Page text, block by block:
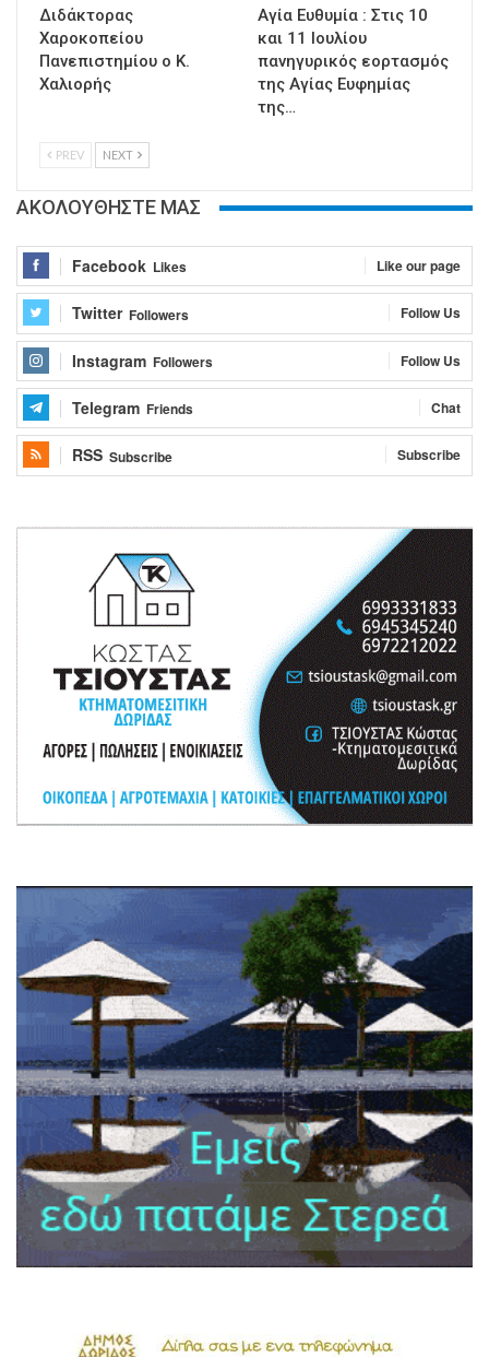
Διδάκτορας
Χαροκοπείου
Πανεπιστημίου ο Κ.
Χαλιορής
Αγία Ευθυμία : Στις 10
και 11 Ιουλίου
πανηγυρικός εορτασμός
της Αγίας Ευφημίας
της…
PREV NEXT
ΑΚΟΛΟΥΘΗΣΤΕ ΜΑΣ
Facebook Likes Like our page
Twitter Followers Follow Us
Instagram Followers Follow Us
Telegram Friends Chat
RSS Subscribe Subscribe